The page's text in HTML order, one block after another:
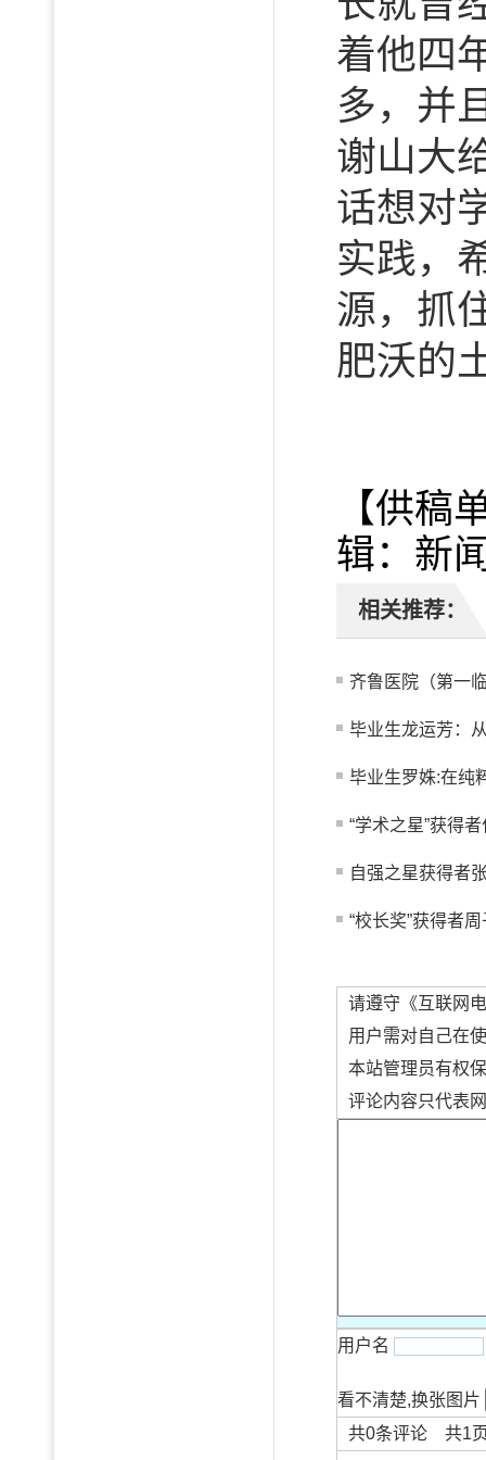
着他四
多，并
谢山大
话想对
实践，
源，抓
肥沃的
【供
辑：新
相关推荐：
齐鲁医院（第一
毕业生龙运芳：
毕业生罗姝:在纯
“学术之星”获得
自强之星获得者
“校长奖”获得者
请遵守《互联网
用户需对自己在
本站管理员有权
评论内容只代表
用户名
看不清楚,换张图片
共0条评论 共1